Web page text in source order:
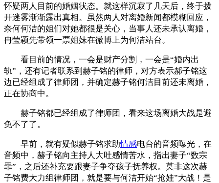
怀疑两人目前的婚姻状态。就这样沉寂了几天后，终于拨
开迷雾渐渐露出真相。虽然两人对离婚新闻都模糊回应，
奈何何洁的姐们对她都很是关心，当事人还未承认离婚，
冉莹颖先带领一票姐妹在微博上为何洁站台。
看目前的情况，一会是财产分割，一会是“婚内出
轨”，还有记者联系到赫子铭的律师，对方表示郝子铭这
边已经组成了律师团，并确定赫子铭何洁目前还未离婚，
正在协商中。
赫子铭都已经组成了律师团，看来这场离婚大战是避
免不了了。
早前，就有疑似赫子铭求助情感电台的音频曝光，在
音频中，赫子铭向主持人大吐感情苦水，指出妻子“数宗
罪”，之后还补充要跟妻子争夺孩子抚养权。莫非这次赫
子铭费大力组律师团，就是要与何洁开始“抢娃”大战！是